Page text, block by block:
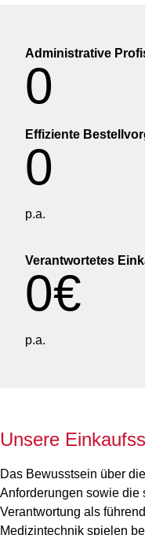
Administrative
0
Effiziente
0
p.a.
Verantwortetes
0€
p.a.
Unsere
Das Bewusstsein über
Anforderungen sowie die
Verantwortung als
Medizintechnik spielen